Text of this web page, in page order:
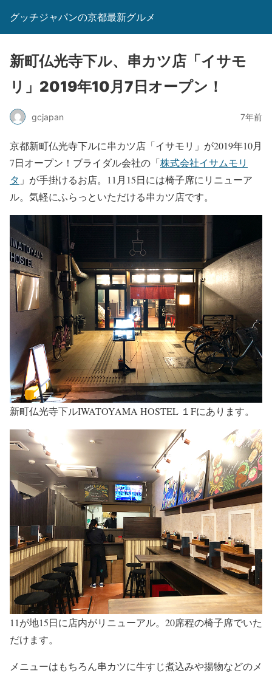
グッチジャパンの京都最新グルメ
新町仏光寺下ル、串カツ店「イサモ
リ」2019年10月7日オープン！
gcjapan 7年前
京都新町仏光寺下ルに串カツ店「イサモリ」が2019年10月
7日オープン！ブライダル会社の「株式会社イサムモリ
タ 」が手掛けるお店。11月15日には椅子席にリニューア
ル。気軽にふらっといただける串カツ店です。
新町仏光寺下ルIWATOYAMA HOSTEL １Fにあります。
11が地15日に店内がリニューアル。20席程の椅子席でいた
だけます。
メニューはもちろん串カツに牛すじ煮込みや揚物などのメ